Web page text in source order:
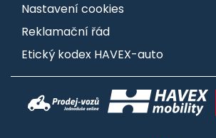
Nastavení cookies
Reklamační řád
Etický kodex HAVEX-auto